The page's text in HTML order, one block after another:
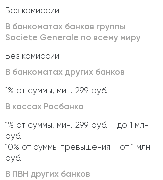
Без комиссии
В банкоматах банков группы
Societe Generale по всему миру
Без комиссии
В банкоматах других банков
1% от суммы, мин. 299 руб.
В кассах Росбанка
1% от суммы, мин. 299 руб. - до 1 млн
руб.
10% от суммы превышения - от 1 млн
руб.
В ПВН других банков